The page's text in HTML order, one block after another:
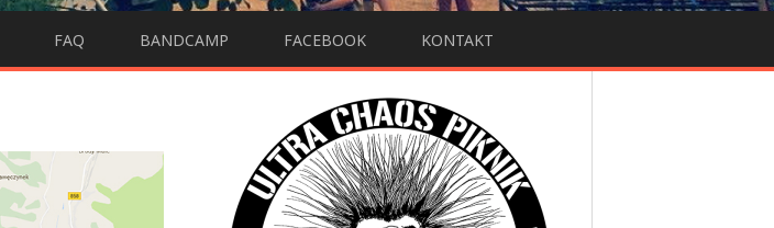
FAQ BANDCAMP FACEBOOK KONTAKT